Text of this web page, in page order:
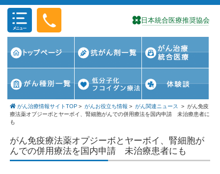
コンテンツに移動
がん治療情報サイトTOP >がんお役立ち情報 >がん関連ニュース >がん免疫
療法薬オプジーボとヤーボイ、腎細胞がんでの併用療法を国内申請 未治療患者に
も
がん免疫療法薬オプジーボとヤーボイ、腎細胞が
んでの併用療法を国内申請 未治療患者にも